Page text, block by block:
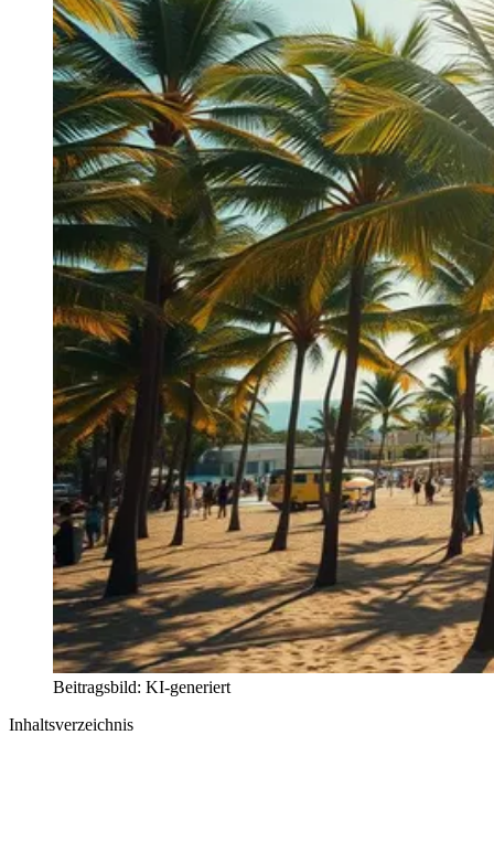
Beitragsbild: KI-generiert
Inhaltsverzeichnis